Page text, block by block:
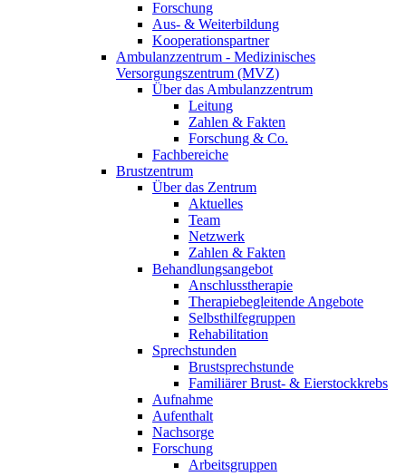
Forschung
Aus- & Weiterbildung
Kooperationspartner
Ambulanzzentrum - Medizinisches
Versorgungszentrum (MVZ)
Über das Ambulanzzentrum
Leitung
Zahlen & Fakten
Forschung & Co.
Fachbereiche
Brustzentrum
Über das Zentrum
Aktuelles
Team
Netzwerk
Zahlen & Fakten
Behandlungsangebot
Anschlusstherapie
Therapiebegleitende Angebote
Selbsthilfegruppen
Rehabilitation
Sprechstunden
Brustsprechstunde
Familiärer Brust- & Eierstockkrebs
Aufnahme
Aufenthalt
Nachsorge
Forschung
Arbeitsgruppen